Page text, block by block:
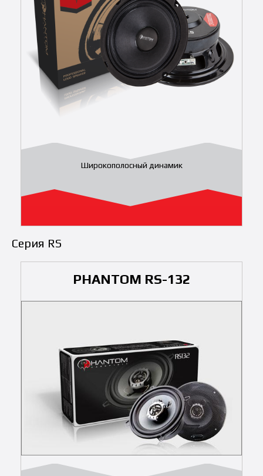
Широкополосный динамик
Серия RS
PHANTOM RS-132